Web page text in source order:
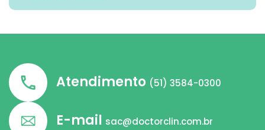
Atendimento (51) 3584-0300
E-mail sac@doctorclin.com.br